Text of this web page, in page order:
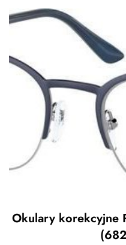
Okulary korekcyjne